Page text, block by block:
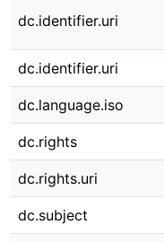
dc.identifier.uri
dc.identifier.uri
dc.language.iso
dc.rights
dc.rights.uri
dc.subject